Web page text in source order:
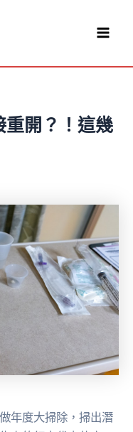
開？！這幾
年度大掃除，掃出潛